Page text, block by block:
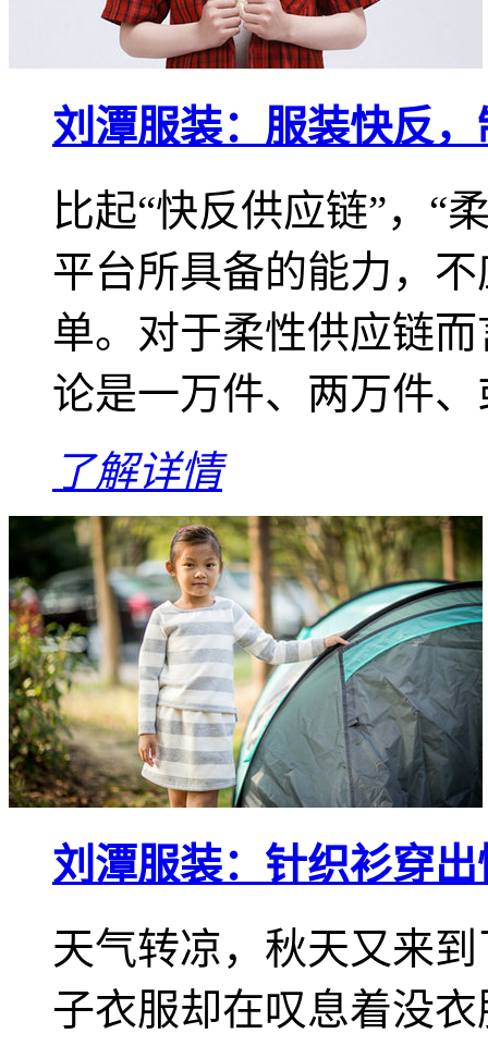
刘潭服装：服装快反
比起“快反供应链”，“
平台所具备的能力，
单。对于柔性供应链
论是一万件、两万件
了解详情
刘潭服装：针织衫穿
天气转凉，秋天又来
子衣服却在叹息着没